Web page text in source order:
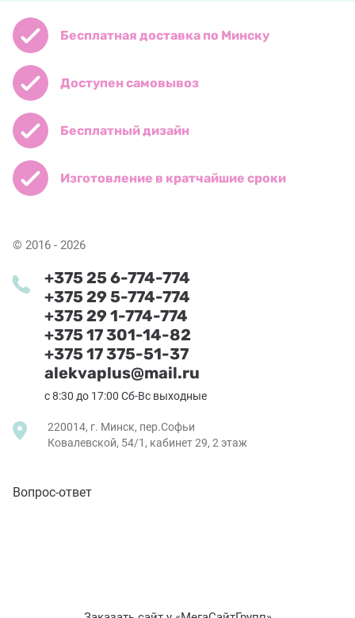
Бесплатная доставка по Минску
Доступен самовывоз
Бесплатный дизайн
Изготовление в кратчайшие сроки
© 2016 - 2026
+375 25 6-774-774
+375 29 5-774-774
+375 29 1-774-774
+375 17 301-14-82
+375 17 375-51-37
alekvaplus@mail.ru
с 8:30 до 17:00 Сб-Вс выходные
220014, г. Минск, пер.Софьи
Ковалевской, 54/1, кабинет 29, 2 этаж
Вопрос-ответ